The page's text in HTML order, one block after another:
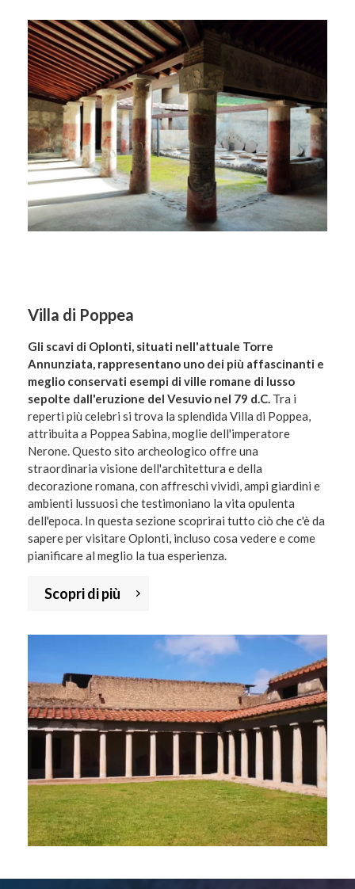
Villa di Poppea
Gli scavi di Oplonti, situati nell'attuale Torre
Annunziata, rappresentano uno dei più affascinanti e
meglio conservati esempi di ville romane di lusso
sepolte dall'eruzione del Vesuvio nel 79 d.C. Tra i
reperti più celebri si trova la splendida Villa di Poppea,
attribuita a Poppea Sabina, moglie dell'imperatore
Nerone. Questo sito archeologico offre una
straordinaria visione dell'architettura e della
decorazione romana, con affreschi vividi, ampi giardini e
ambienti lussuosi che testimoniano la vita opulenta
dell'epoca. In questa sezione scoprirai tutto ciò che c'è da
sapere per visitare Oplonti, incluso cosa vedere e come
pianificare al meglio la tua esperienza.
Scopri di più